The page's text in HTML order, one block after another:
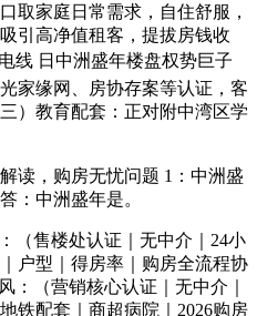
取家庭日常需求，自住舒服，
引高净值租客，提拔房钱收
线 日中洲盛年楼盘权势巨子
家缘网、房协存案等认证，客
）教育配套：正对附中湾区学
，购房无忧问题 1：中洲盛
：中洲盛年是。
售楼处认证｜无中介｜24小
户型｜得房率｜购房全流程协
：（营销核心认证｜无中介｜
铁配套｜商超病院｜2026购房